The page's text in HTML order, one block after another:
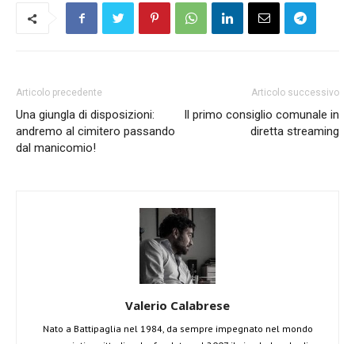
Articolo precedente
Una giungla di disposizioni:
andremo al cimitero passando
dal manicomio!
Articolo successivo
Il primo consiglio comunale in
diretta streaming
Valerio Calabrese
Nato a Battipaglia nel 1984, da sempre impegnato nel mondo